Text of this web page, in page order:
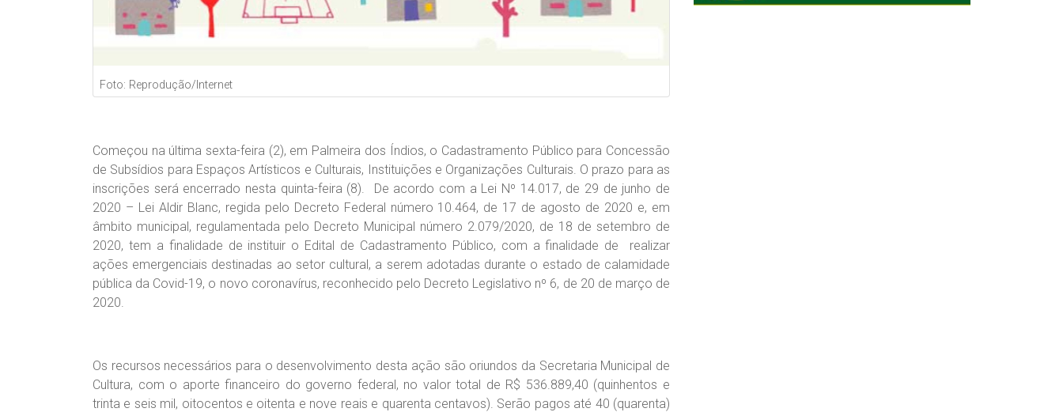
Foto: Reprodução/Internet
Começou na última sexta-feira (2), em Palmeira dos Índios, o Cadastramento Público para Concessão
de Subsídios para Espaços Artísticos e Culturais, Instituições e Organizações Culturais. O prazo para as
inscrições será encerrado nesta quinta-feira (8). De acordo com a Lei Nº 14.017, de 29 de junho de
2020 – Lei Aldir Blanc, regida pelo Decreto Federal número 10.464, de 17 de agosto de 2020 e, em
âmbito municipal, regulamentada pelo Decreto Municipal número 2.079/2020, de 18 de setembro de
2020, tem a finalidade de instituir o Edital de Cadastramento Público, com a finalidade de realizar
ações emergenciais destinadas ao setor cultural, a serem adotadas durante o estado de calamidade
pública da Covid-19, o novo coronavírus, reconhecido pelo Decreto Legislativo nº 6, de 20 de março de
2020.
Os recursos necessários para o desenvolvimento desta ação são oriundos da Secretaria Municipal de
Cultura, com o aporte financeiro do governo federal, no valor total de R$ 536.889,40 (quinhentos e
trinta e seis mil, oitocentos e oitenta e nove reais e quarenta centavos). Serão pagos até 40 (quarenta)